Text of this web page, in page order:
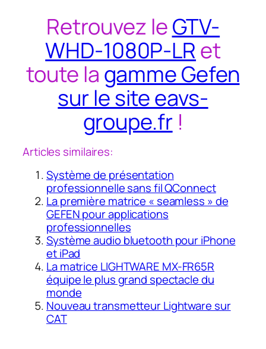
Retrouvez leGTV-
WHD-1080P-LRet
toute la gamme Gefen
sur le site eavs-
groupe.fr!
Articles similaires:
Système de présentation
professionnelle sans fil QConnect
La première matrice « seamless » de
GEFEN pour applications
professionnelles
Système audio bluetooth pour iPhone
et iPad
La matrice LIGHTWARE MX-FR65R
équipe le plus grand spectacle du
monde
Nouveau transmetteur Lightware sur
CAT